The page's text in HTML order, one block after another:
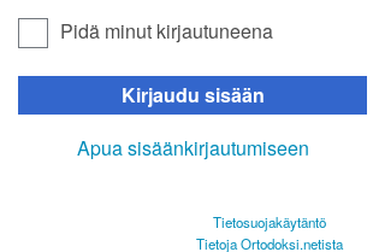
Pidä minut kirjautuneena
Kirjaudu sisään
Apua sisäänkirjautumiseen
Tietosuojakäytäntö
Tietoja Ortodoksi.netista